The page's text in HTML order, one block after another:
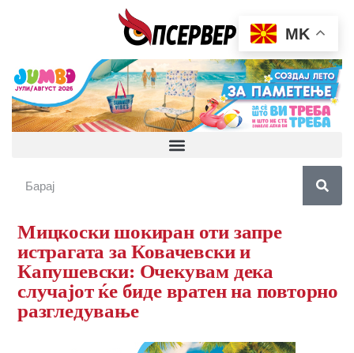
Мицкоски шокиран оти запре
истрагата за Ковачевски и
Капушевски: Очекувам дека
случајот ќе биде вратен на повторно
разгледување
MK